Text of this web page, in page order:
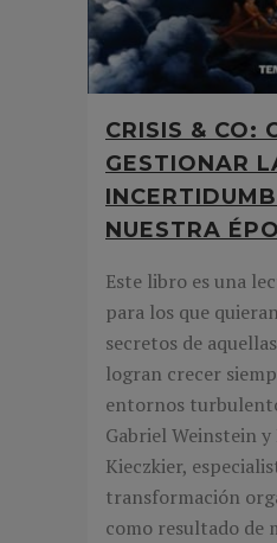
CRISIS & CO:
GESTIONAR
NUESTRA
Este libro es una
para los que
secretos de
logran crecer
entornos
Gabriel Weinstein y
Kieczkier,
transformación
como resultado de